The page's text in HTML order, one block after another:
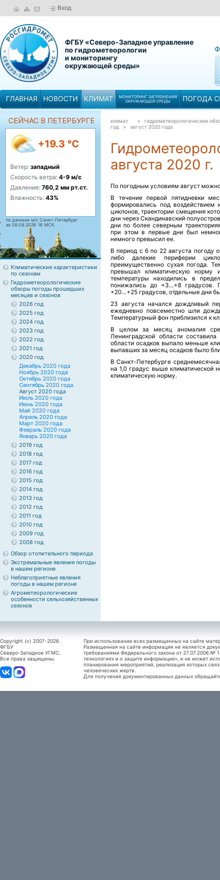
Вход
ФГБУ «Северо-Западное управление
по гидрометеорологии
и мониторингу
окружающей среды»
ГЛАВНАЯ НОВОСТИ КЛИМАТ
МОНИТОРИНГ ЗАГРЯЗНЕНИЯ
ОКРУЖАЮЩЕЙ СРЕДЫ
ПОГОДА
СЕЙЧАС В ПЕТЕРБУРГЕ
+19.3 °C
Ветер: западный
Скорость ветра: 4-9 м/с
Давление: 760,2 мм рт.ст.
Влажность: 43%
по данным м/с Санкт-Петербург
за 08.08.2026 16 МСК
Климатические характеристики
по сезонам
Гидрометеорологические
обзоры погоды прошедших
месяцев и сезонов
2026 год
2025 год
2024 год
2023 год
2022 год
2021 год
2020 год
Декабрь 2020 года
Ноябрь 2020 года
Октябрь 2020 года
Сентябрь 2020 года
Август 2020 года
Июль 2020 года
Июнь 2020 года
Май 2020 года
Апрель 2020 года
Март 2020 года
Февраль 2020 года
Январь 2020 года
2019 год
2018 год
2017 год
2016 год
2015 год
2014 год
2013 год
2012 год
2011 год
2010 год
2009 год
2008 год
Обзор отопительного периода
Экстремальные явления погоды
в нашем регионе
Неблагоприятные явления
погоды в нашем регионе
Агрометеорологические
особенности сельхозяйственных
сезонов
климат
» гидрометеорологические
год » август 2020 года
августа 2020 г.
По погодным условиям август
В течение первой пятидневки
формировались под
циклонов, траектории смещения
дни через Скандинавский
дни по более северным
при этом в первые дни был
немного превысил ее.
В период с 6 по 22 августа погоду
либо далекие периферии
преимущественно сухая погода.
превышал климатическую
температуры находились в
понижались до +3…+8 градусов.
+20…+25 градусов, отдельные дни
23 августа начался дождливый
ежедневно повсеместно шли
Температурный фон приблизился к
В целом за месяц аномалия
Ленинградской области
области осадков выпало меньше
выпавших за месяц осадков было
В Санкт-Петербурге
на 1,0 градус выше климатической
климатическую норму.
Copyright (c) 2007-2026
ФГБУ
Северо-Западное УГМС.
Все права защищены.
При использовании всех размещенных на сайте
Размещенная на сайте информация не является
требованиями Федерального закона от 27.07.2006
технологиях и о защите информации», и не может
планирования мероприятий, реализация которых
человеческих жертв.
Для получения документированных данных